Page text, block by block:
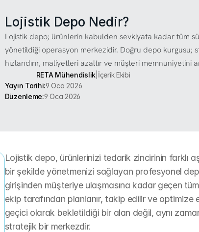
Lojistik Depo Nedir?
Lojistik depo; ürünlerin kabulden sevkiyata kadar tüm
yönetildiği operasyon merkezidir. Doğru depo kurgusu;
hızlandırır, maliyetleri azaltır ve müşteri memnuniyetini
RETA Mühendislik İçerik Ekibi
Yayın Tarihi:9 Oca 2026
Düzenleme:9 Oca 2026
Lojistik depo, ürünlerinizi tedarik zincirinin farklı
bir şekilde yönetmenizi sağlayan profesyonel
girişinden müşteriye ulaşmasına kadar geçen
ekip tarafından planlanır, takip edilir ve
geçici olarak bekletildiği bir alan değil, aynı
stratejik bir merkezdir.